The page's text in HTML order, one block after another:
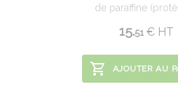
de paraffine
15.51 € HT
AJOUTER AU